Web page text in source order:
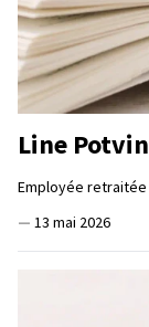
Line Potvin
Employée retraitée
— 13 mai 2026